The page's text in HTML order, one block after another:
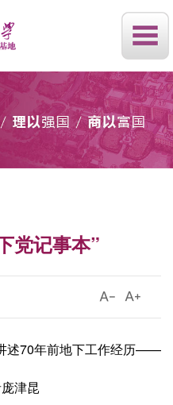
党记事本”
述70年前地下工作经历——
津昆